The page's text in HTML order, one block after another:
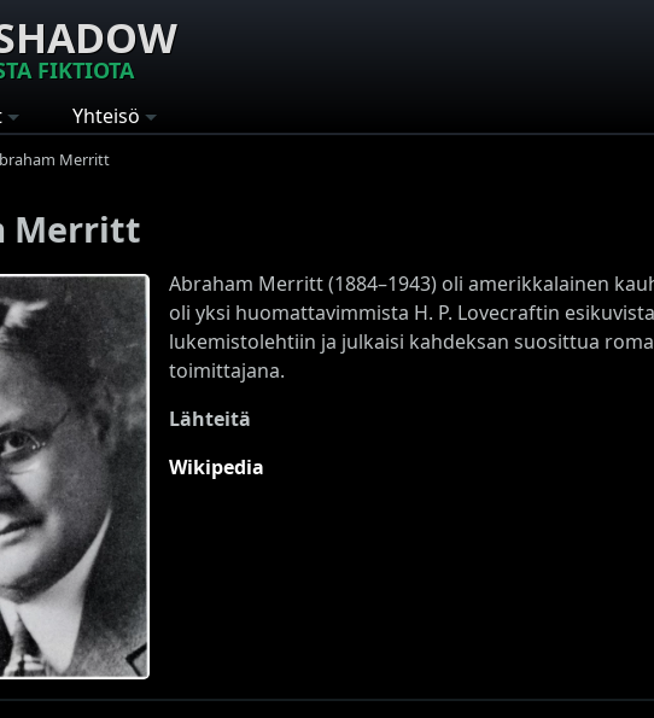
FIKTIOTA
Yhteisö
Merritt
Merritt
Abraham Merritt (1884–1943) oli amerikkalainen
oli yksi huomattavimmista H. P. Lovecraftin
lukemistolehtiin ja julkaisi kahdeksan suosittua
toimittajana.
Lähteitä
Wikipedia